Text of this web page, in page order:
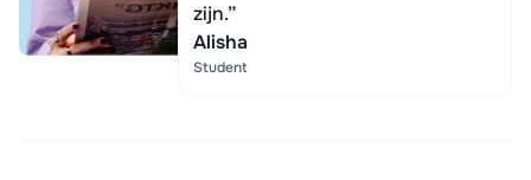
zijn.”
Alisha
Student